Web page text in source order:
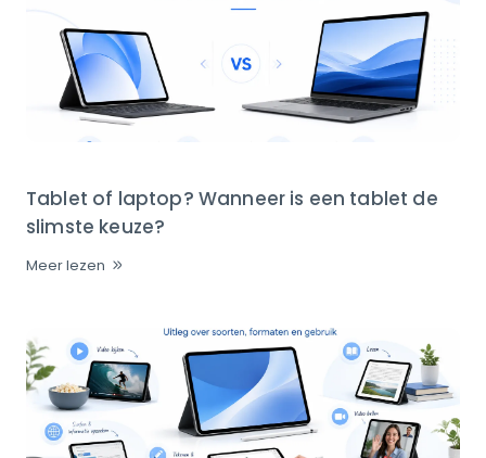
Tablet of laptop? Wanneer is een tablet de
slimste keuze?
Meer lezen